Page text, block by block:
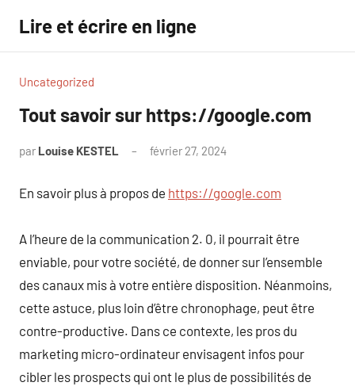
contenu
Lire et écrire en ligne
Uncategorized
Tout savoir sur https://google.com
par Louise KESTEL février 27, 2024
En savoir plus à propos de https://google.com
A l’heure de la communication 2. 0, il pourrait être
enviable, pour votre société, de donner sur l’ensemble
des canaux mis à votre entière disposition. Néanmoins,
cette astuce, plus loin d’être chronophage, peut être
contre-productive. Dans ce contexte, les pros du
marketing micro-ordinateur envisagent infos pour
cibler les prospects qui ont le plus de possibilités de